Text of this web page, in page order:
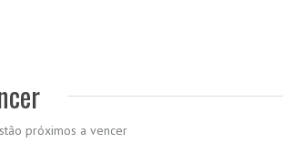
próximos a vencer